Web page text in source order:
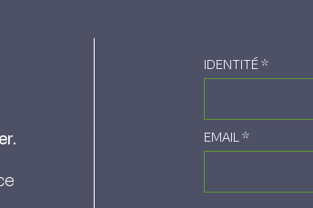
guarantee the sustainability of
Appréciation des prairies de Guyane
IDENTITÉ*
EMAIL*